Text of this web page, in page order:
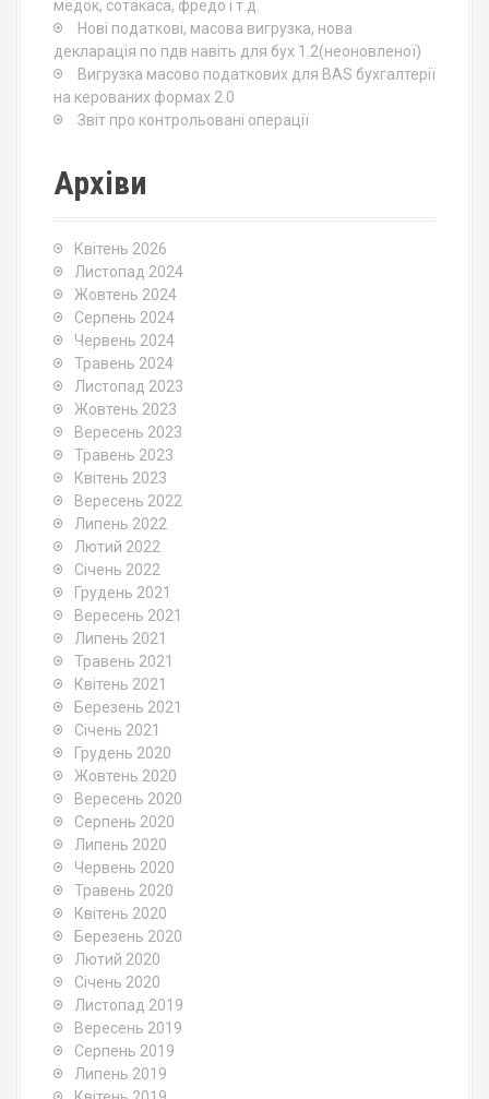
медок, сотакаса, фредо і т.д.
Нові податкові, масова вигрузка, нова
декларація по пдв навіть для бух 1.2(неоновленої)
Вигрузка масово податкових для BAS бухгалтерії
на керованих формах 2.0
Звіт про контрольовані операції
Архіви
Квітень 2026
Листопад 2024
Жовтень 2024
Серпень 2024
Червень 2024
Травень 2024
Листопад 2023
Жовтень 2023
Вересень 2023
Травень 2023
Квітень 2023
Вересень 2022
Липень 2022
Лютий 2022
Січень 2022
Грудень 2021
Вересень 2021
Липень 2021
Травень 2021
Квітень 2021
Березень 2021
Січень 2021
Грудень 2020
Жовтень 2020
Вересень 2020
Серпень 2020
Липень 2020
Червень 2020
Травень 2020
Квітень 2020
Березень 2020
Лютий 2020
Січень 2020
Листопад 2019
Вересень 2019
Серпень 2019
Липень 2019